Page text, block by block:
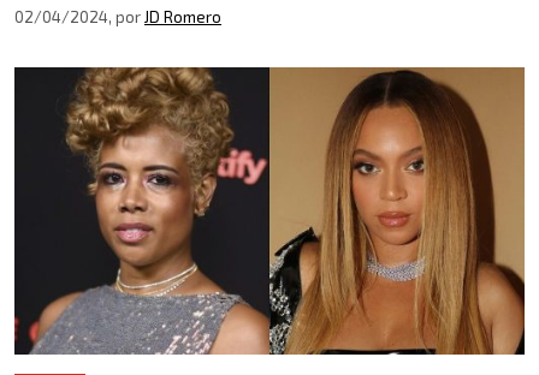
02/04/2024, por JD Romero